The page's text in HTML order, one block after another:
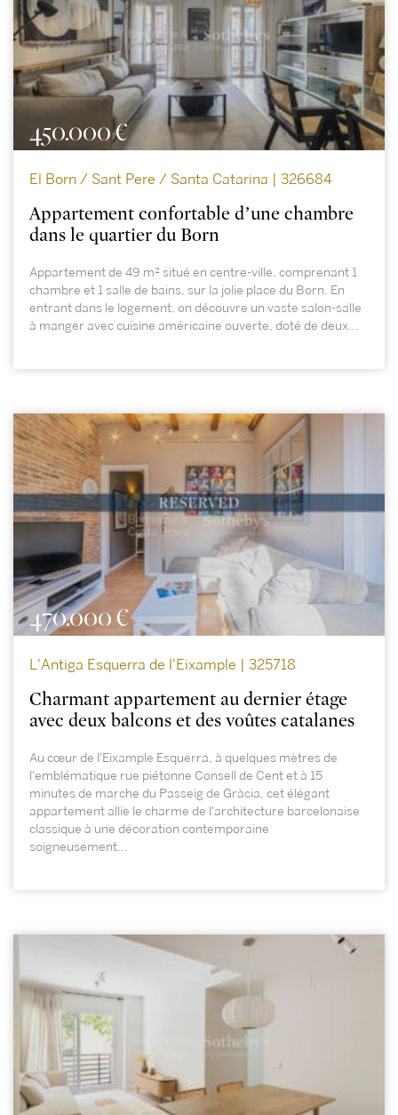
450.000 €
El Born / Sant Pere / Santa Catarina | 326684
Appartement confortable d’une chambre
dans le quartier du Born
Appartement de 49 m² situé en centre-ville, comprenant 1
chambre et 1 salle de bains, sur la jolie place du Born. En
entrant dans le logement, on découvre un vaste salon-salle
à manger avec cuisine américaine ouverte, doté de deux...
470.000 €
L'Antiga Esquerra de l'Eixample | 325718
Charmant appartement au dernier étage
avec deux balcons et des voûtes catalanes
Au cœur de l'Eixample Esquerra, à quelques mètres de
l'emblématique rue piétonne Consell de Cent et à 15
minutes de marche du Passeig de Gràcia, cet élégant
appartement allie le charme de l'architecture barcelonaise
classique à une décoration contemporaine
soigneusement...